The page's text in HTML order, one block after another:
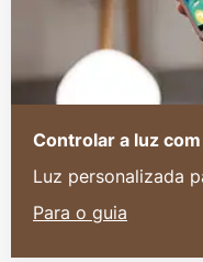
Controlar a luz
Luz personalizada
Para o guia